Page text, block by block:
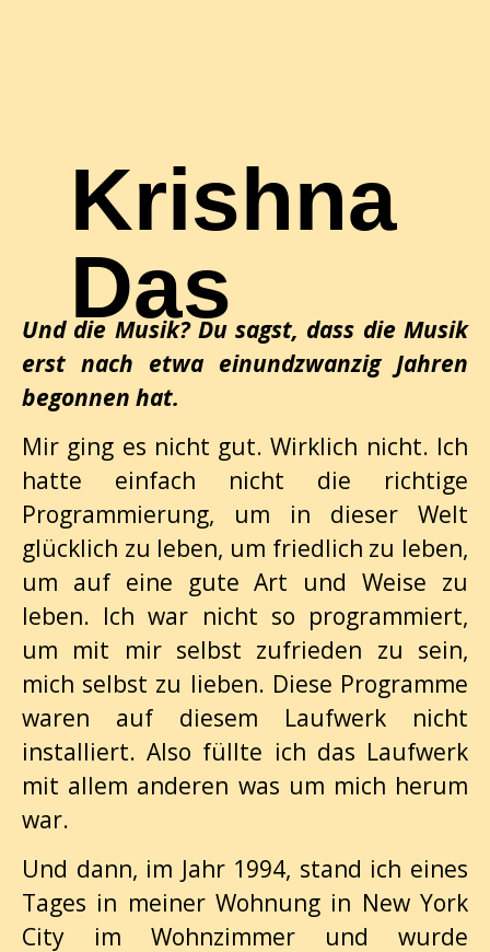
Krishna
Das
Und die Musik? Du sagst, dass die Musik
erst nach etwa einundzwanzig Jahren
begonnen hat.
Mir ging es nicht gut. Wirklich nicht. Ich
hatte einfach nicht die richtige
Programmierung, um in dieser Welt
glücklich zu leben, um friedlich zu leben,
um auf eine gute Art und Weise zu
leben. Ich war nicht so programmiert,
um mit mir selbst zufrieden zu sein,
mich selbst zu lieben. Diese Programme
waren auf diesem Laufwerk nicht
installiert. Also füllte ich das Laufwerk
mit allem anderen was um mich herum
war.
Und dann, im Jahr 1994, stand ich eines
Tages in meiner Wohnung in New York
City im Wohnzimmer und wurde